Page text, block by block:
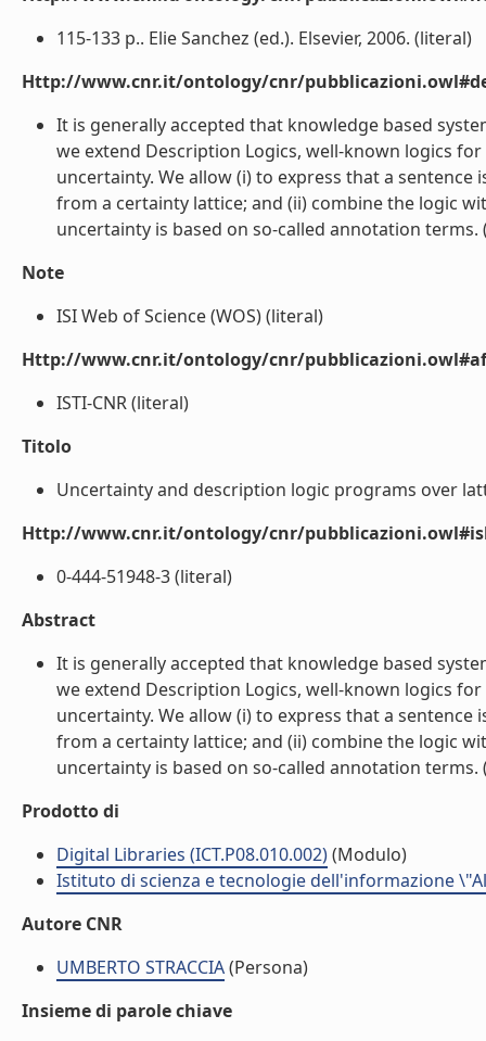
115-133 p.. Elie Sanchez (ed.). Elsevier, 2006. (literal)
Http://www.cnr.it/ontology/cnr/
It is generally accepted that knowledge based
we extend Description Logics, well-known logics
uncertainty. We allow (i) to express that a
from a certainty lattice; and (ii) combine the logic
uncertainty is based on so-called annotation terms.
Note
ISI Web of Science (WOS) (literal)
Http://www.cnr.it/ontology/cnr/
ISTI-CNR (literal)
Titolo
Uncertainty and description logic programs over
Http://www.cnr.it/ontology/cnr/
0-444-51948-3 (literal)
Abstract
It is generally accepted that knowledge based
we extend Description Logics, well-known logics
uncertainty. We allow (i) to express that a
from a certainty lattice; and (ii) combine the logic
uncertainty is based on so-called annotation terms.
Prodotto di
Digital Libraries (ICT.P08.010.002)(Modulo)
Istituto di scienza e tecnologie dell'informazione
Autore CNR
UMBERTO STRACCIA(Persona)
Insieme di parole chiave